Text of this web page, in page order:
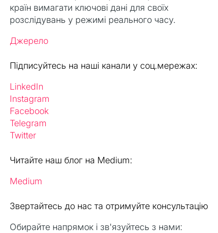
країн вимагати ключові дані для своїх
розслідувань у режимі реального часу.
Джерело
Підписуйтесь на наші канали у соц.мережах:
LinkedIn
Instagram
Facebook
Telegram
Twitter
Читайте наш блог на Medium:
Medium
Звертайтесь до нас та отримуйте консультацію
Обирайте напрямок і зв'язуйтесь з нами: